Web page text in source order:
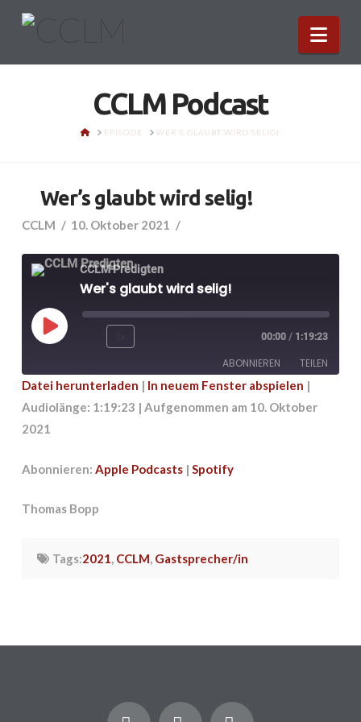
CCLM Podcast
HOMEEPISODE WER'S GLAUBT WIRD SELIG!
Wer’s glaubt wird selig!
CCLM 10. Oktober 2021
CCLM Predigten
Wer's glaubt wird selig!
Play
00:00 / 1:19:23
ABONNIEREN TEILEN
Apple Podcasts Spotify
RSS FEED
TEILEN
EMBED
Datei herunterladen | In neuem Fenster abspielen |
Audiolänge: 1:19:23 | Aufgenommen am 10. Oktober
2021
Abonnieren: Apple Podcasts| Spotify
Thomas Bopp
Tags:2021 CCLM Gastsprecher/in